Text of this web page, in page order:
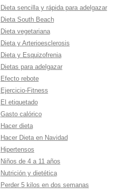
Dieta sencilla y rápida para adelgazar
Dieta South Beach
Dieta vegetariana
Dieta y Arterioesclerosis
Dieta y Esquizofrenia
Dietas para adelgazar
Efecto rebote
Ejercicio-Fitness
El etiquetado
Gasto calórico
Hacer dieta
Hacer Dieta en Navidad
Hipertensos
Niños de 4 a 11 años
Nutrición y dietética
Perder 5 kilos en dos semanas